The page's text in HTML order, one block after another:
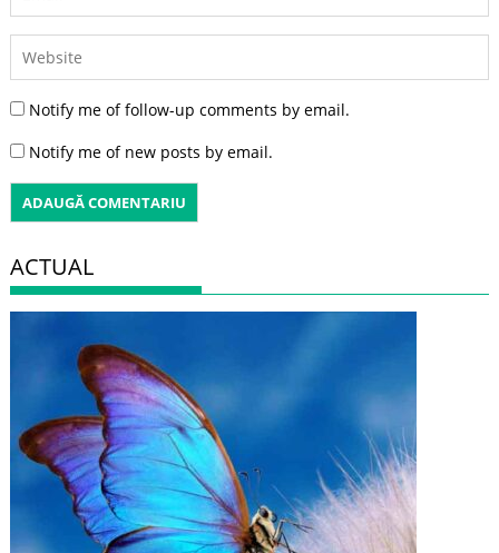
Notify me of follow-up comments by email.
Notify me of new posts by email.
ACTUAL